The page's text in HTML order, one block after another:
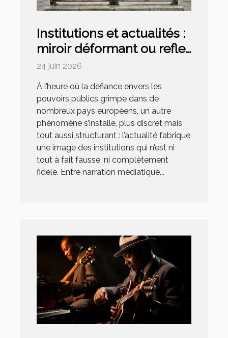
Institutions et actualités :
miroir déformant ou reflet
fidèle de la société ?
24 juin 2026
À l’heure où la défiance envers les
pouvoirs publics grimpe dans de
nombreux pays européens, un autre
phénomène s’installe, plus discret mais
tout aussi structurant : l’actualité fabrique
une image des institutions qui n’est ni
tout à fait fausse, ni complètement
fidèle. Entre narration médiatique...